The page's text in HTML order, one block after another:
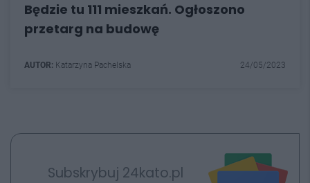
Będzie tu 111 mieszkań. Ogłoszono
przetarg na budowę
AUTOR: Katarzyna Pachelska 24/05/2023
Subskrybuj 24kato.pl